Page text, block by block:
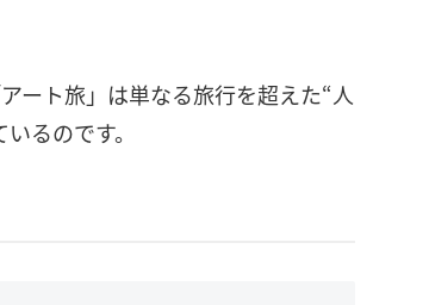
ート旅」は単なる旅行を超えた“人
るのです。